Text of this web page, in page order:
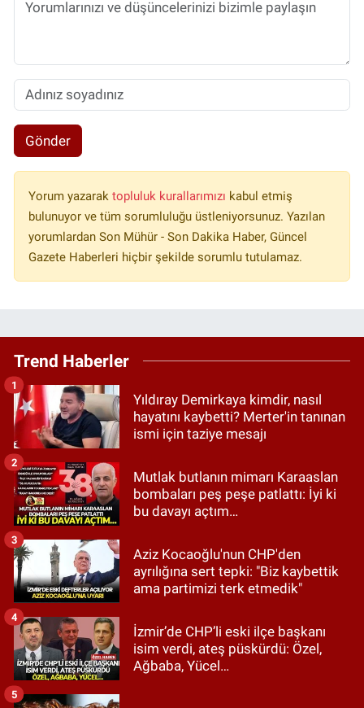
Gönder
Yorum yazarak topluluk kurallarımızı kabul etmiş
bulunuyor ve tüm sorumluluğu üstleniyorsunuz. Yazılan
yorumlardan Son Mühür - Son Dakika Haber, Güncel
Gazete Haberleri hiçbir şekilde sorumlu tutulamaz.
Trend Haberler
Yıldıray Demirkaya kimdir, nasıl
hayatını kaybetti? Merter'in tanınan
ismi için taziye mesajı
1
Mutlak butlanın mimarı Karaaslan
bombaları peş peşe patlattı: İyi ki
bu davayı açtım…
2
Aziz Kocaoğlu'nun CHP'den
ayrılığına sert tepki: "Biz kaybettik
ama partimizi terk etmedik"
3
İzmir’de CHP’li eski ilçe başkanı
isim verdi, ateş püskürdü: Özel,
Ağbaba, Yücel…
4
5